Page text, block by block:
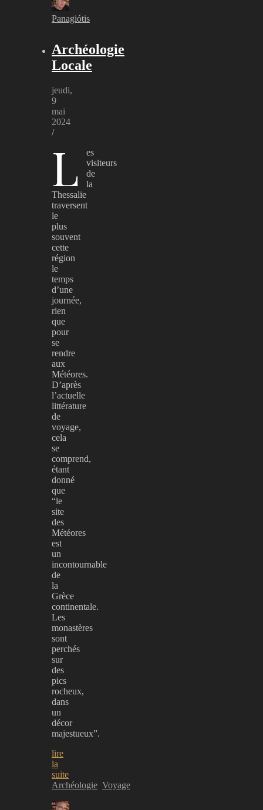
Panagiótis
Archéologie
Locale
jeudi,
9
mai
2024
/
L
es
visiteurs
de
la
Thessalie
traversent
le
plus
souvent
cette
région
le
temps
d’une
journée,
rien
que
pour
se
rendre
aux
Météores.
D’après
l’actuelle
littérature
de
voyage,
cela
se
comprend,
étant
donné
que
“le
site
des
Météores
est
un
incontournable
de
la
Grèce
continentale.
Les
monastères
sont
perchés
sur
des
pics
rocheux,
dans
un
décor
majestueux”.
lire
la
suite
Archéologie Voyage